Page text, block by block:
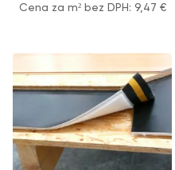
Cena za m² bez DPH:9,47€